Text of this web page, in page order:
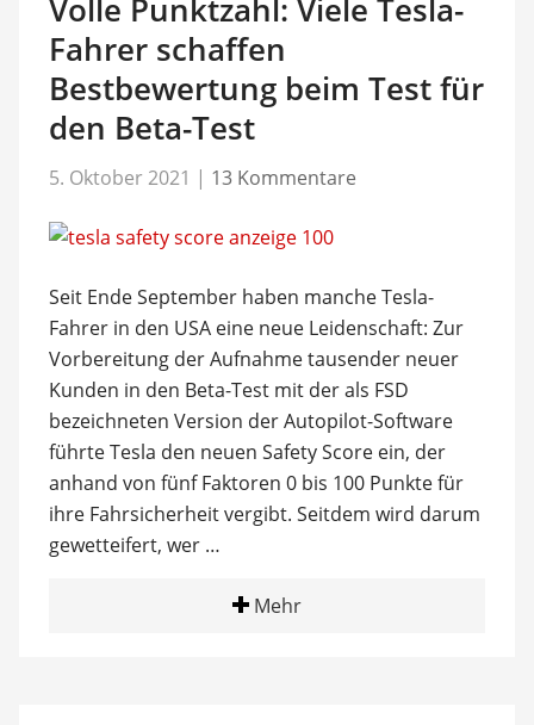
Volle Punktzahl: Viele Tesla-
Fahrer schaffen
Bestbewertung beim Test für
den Beta-Test
5. Oktober 2021 | 13 Kommentare
Seit Ende September haben manche Tesla-
Fahrer in den USA eine neue Leidenschaft: Zur
Vorbereitung der Aufnahme tausender neuer
Kunden in den Beta-Test mit der als FSD
bezeichneten Version der Autopilot-Software
führte Tesla den neuen Safety Score ein, der
anhand von fünf Faktoren 0 bis 100 Punkte für
ihre Fahrsicherheit vergibt. Seitdem wird darum
gewetteifert, wer …
Mehr